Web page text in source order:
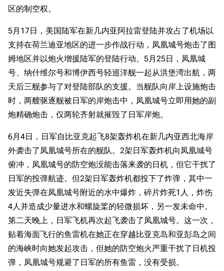
区的制空权。
5月17日，美国陆军在新几内亚阿拉雷登陆并攻占了机场以
支持在荷兰迪亚地区的进一步作战行动，凤凰城号炮击了图
姆地区并以炮火增援陆军的登陆行动。5月25日，凤凰城
号、纳什维尔号和博伊西号轻巡洋舰一起从洪堡湾出航，两
天后三舰参与了对登陆部队的支援。当舰队向岸上设施炮击
时，两艘驱逐舰被日军的岸炮击中，凤凰城号立即用她的副
炮精确炮击，仅两轮齐射就摧毁了日军岸炮。
6月4日，日军自比亚克起飞8架轰炸机在新几内亚西北海岸
外袭击了凤凰城号所在的舰队。2架日军轰炸机向凤凰城号
俯冲，凤凰城号的防空炮没能击落来袭的日机，但它干扰了
日军的投弹航迹。但2架日军轰炸机都投下了炸弹，其中一
发近失弹在凤凰城号附近的水中爆炸，碎片炸死1人，炸伤
4人并造成少量进水和螺旋桨的轻微损坏，另一发未命中。
第二天晚上，日军飞机再次起飞袭击了凤凰城号。这一次，
贴着海面飞行的鱼雷机在她正在穿越比亚克岛和亚彭岛之间
的海峡时向她发起攻击，但她的防空炮火严重干扰了日机投
弹，凤凰城号规避了日军的所有鱼雷，没有受损。